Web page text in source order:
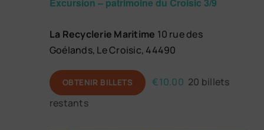
La Recyclerie Maritime 10 rue des
Goélands, Le Croisic, 44490
OBTENIR BILLETS €10.00 20 billets
restants